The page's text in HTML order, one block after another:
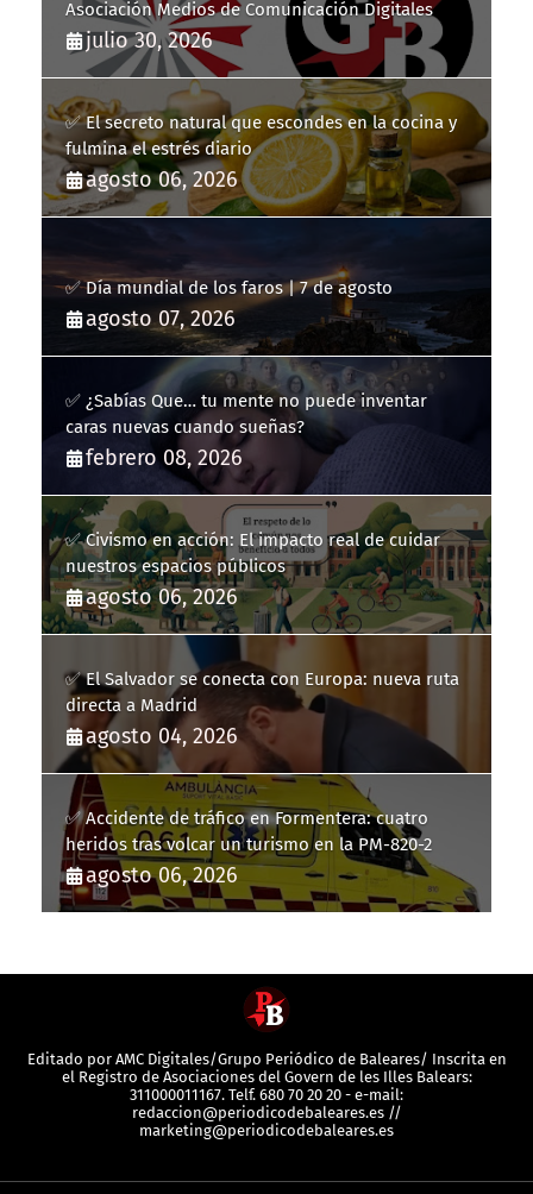
Asociación Medios de Comunicación Digitales
julio 30, 2026
✅ El secreto natural que escondes en la cocina y
fulmina el estrés diario
agosto 06, 2026
✅ Día mundial de los faros | 7 de agosto
agosto 07, 2026
✅ ¿Sabías Que… tu mente no puede inventar
caras nuevas cuando sueñas?
febrero 08, 2026
✅ Civismo en acción: El impacto real de cuidar
nuestros espacios públicos
agosto 06, 2026
✅ El Salvador se conecta con Europa: nueva ruta
directa a Madrid
agosto 04, 2026
✅ Accidente de tráfico en Formentera: cuatro
heridos tras volcar un turismo en la PM-820-2
agosto 06, 2026
Editado por AMC Digitales/Grupo Periódico de Baleares/ Inscrita en
el Registro de Asociaciones del Govern de les Illes Balears:
311000011167. Telf. 680 70 20 20 - e-mail:
redaccion@periodicodebaleares.es //
marketing@periodicodebaleares.es